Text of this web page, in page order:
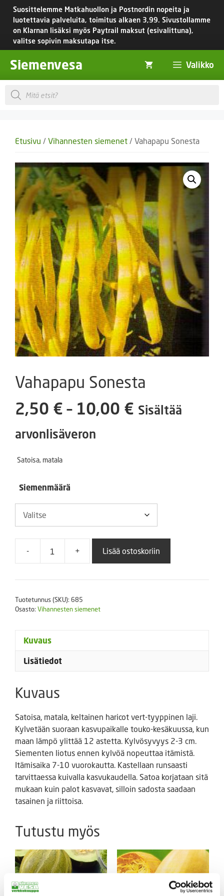
Siirry
sisältöön
Suosittelemme Matkahuollon ja Postnordin nopeita ja
luotettavia palveluita, toimitus alkaen 3,99. Sivustollamme
on Klarnan lisäksi myös Paytrail maksut (esivalittuna),
valitse sopivin maksutapa itse.
Siemenvesa Valikko
Products
search
Etusivu / Vihannesten siemenet / Vahapapu Sonesta
Vahapapu Sonesta
2,50 € – 10,00 € Sisältää
arvonlisäveron
Satoisa, matala
Siemenmäärä
-
Vahapapu
määrä
+ Lisää ostoskoriin
Tuotetunnus (SKU): 685
Osasto: Vihannesten siemenet
Kuvaus
Lisätiedot
Kuvaus
Satoisa, matala, keltainen haricot vert-tyyppinen laji.
Kylvetään suoraan kasvupaikalle touko-kesäkuussa, kun
maan lämpö ylittää 12 astetta. Kylvösyvyys 2-3 cm.
Siementen liotus ennen kylvöä nopeuttaa itämistä.
Itämisaika 7-10 vuorokautta. Kastellaan runsaasti
tarvittaessa kuivalla kasvukaudella. Satoa korjataan sitä
mukaan kuin palot kasvavat, silloin sadosta saadaan
tasainen ja riittoisa.
Tutustu myös